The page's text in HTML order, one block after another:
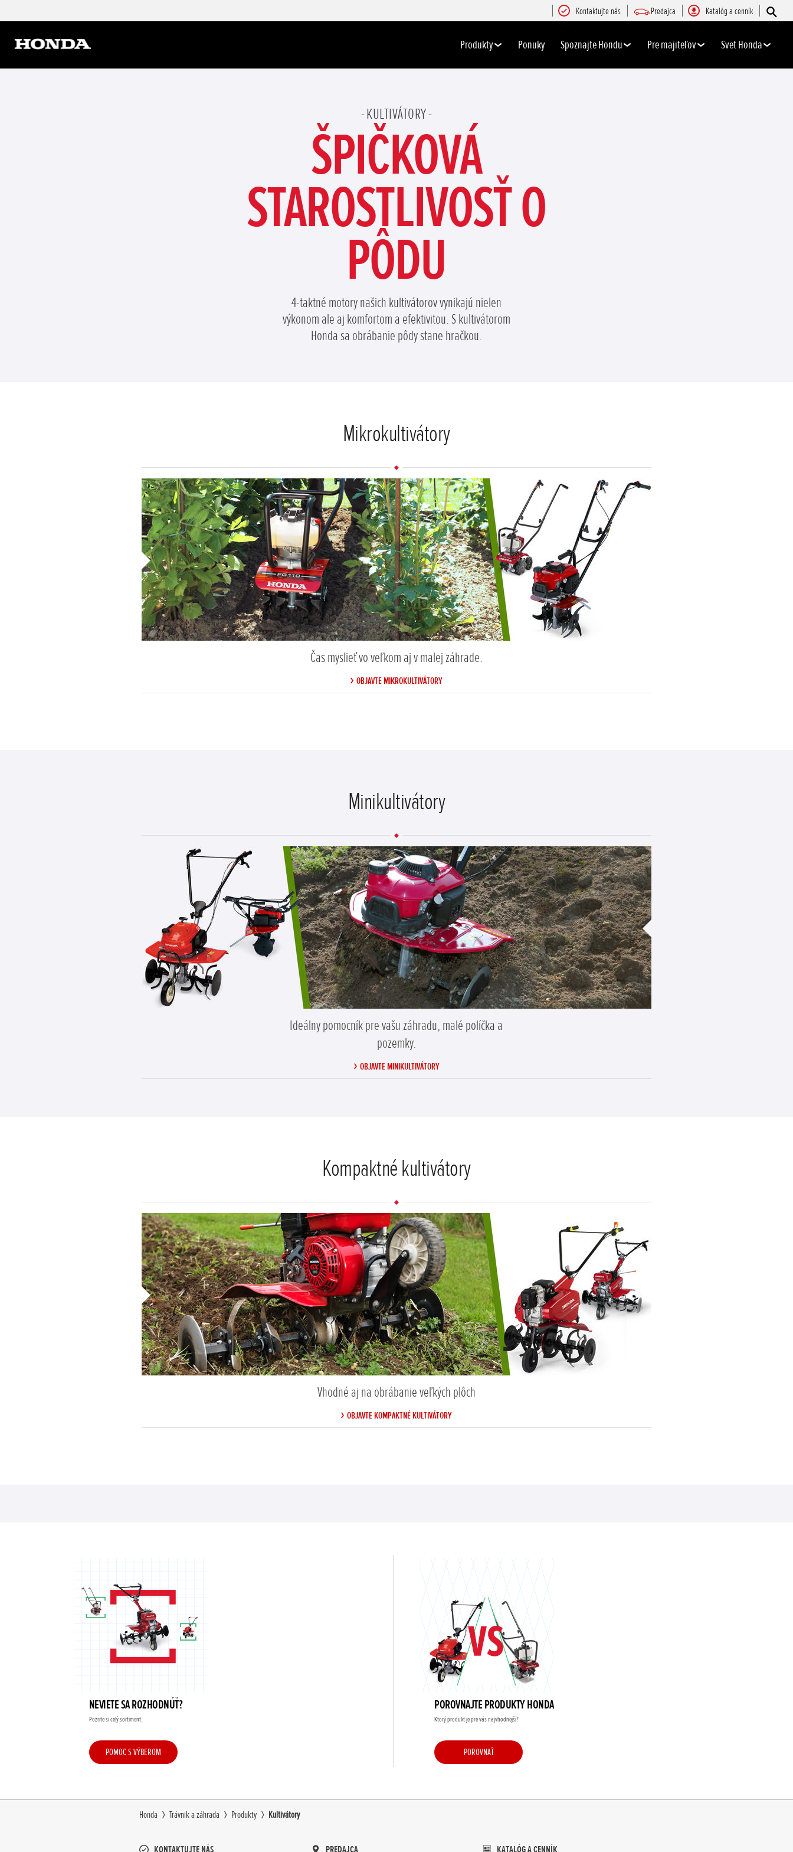
Kontaktujte nás Predajca Katalóg a cenník
Produkty Ponuky Spoznajte Hondu Pre majiteľov Svet Honda
KULTIVÁTORY
ŠPIČKOVÁ
STAROSTLIVOSŤ O
PÔDU
4-taktné motory našich kultivátorov vynikajú nielen
výkonom ale aj komfortom a efektivitou. S kultivátorom
Honda sa obrábanie pôdy stane hračkou.
Mikrokultivátory
Čas myslieť vo veľkom aj v malej záhrade.
OBJAVTE MIKROKULTIVÁTORY
Minikultivátory
Ideálny pomocník pre vašu záhradu, malé políčka a
pozemky.
OBJAVTE MINIKULTIVÁTORY
Kompaktné kultivátory
Vhodné aj na obrábanie veľkých plôch
OBJAVTE KOMPAKTNÉ KULTIVÁTORY
NEVIETE SA ROZHODNÚŤ?
Pozrite si celý sortiment.
POMOC S VÝBEROM
POROVNAJTE PRODUKTY HONDA
Ktorý produkt je pre vás najvhodnejší?
POROVNAŤ
Honda Trávnik a záhrada Produkty Kultivátory
KONTAKTUJTE NÁS PREDAJCA KATALÓG A CENNÍK